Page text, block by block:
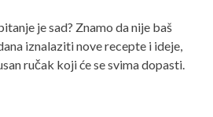
je sad? Znamo da nije baš
iznalaziti nove recepte i ideje,
ručak koji će se svima dopasti.